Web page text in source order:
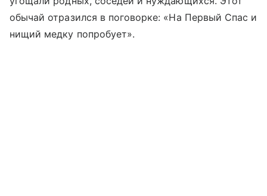
обычай отразился в поговорке: «На Первый Спас и
нищий медку попробует».